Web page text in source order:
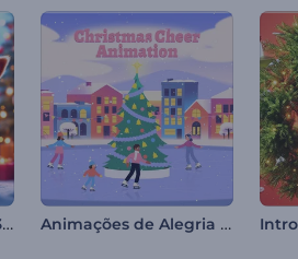
Saudações Natalinas 3D Alegres Animações de Alegria de Natal